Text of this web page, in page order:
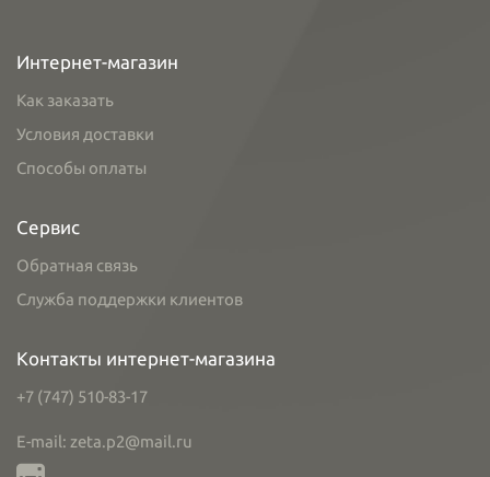
Интернет-магазин
Как заказать
Условия доставки
Способы оплаты
Сервис
Обратная связь
Служба поддержки клиентов
Контакты интернет-магазина
+7 (747) 510-83-17
E-mail: zeta.p2@mail.ru